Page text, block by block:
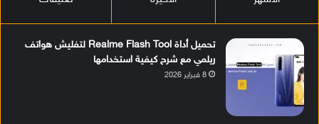
تحميل أداة Realme Flash Tool لتفليش هواتف
ريلمي مع شرح كيفية استخدامها
8 فبراير 2026